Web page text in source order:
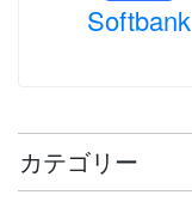
Softbank
カテゴリー